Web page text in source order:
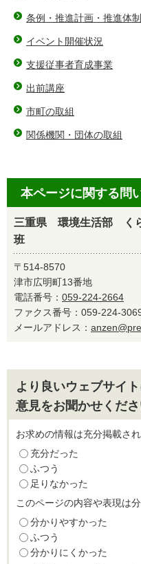
条例・推進計画・推進体制
イベント開催状況
支援従事者育成事業
出前講座
市町の取組
関係機関・団体の取組
本ページに関する問
三重県 環境生活部 く
班
〒514-8570
津市広明町13番地
電話番号： 059-224-2664
ファクス番号：059-224-
メールアドレス：
より良いウェブサイ
意見をお聞かせくだ
お求めの情報は充分掲載さ
充分だった
ふつう
足りなかった
このページの内容や表現は
分かりやすかった
ふつう
分かりにくかった